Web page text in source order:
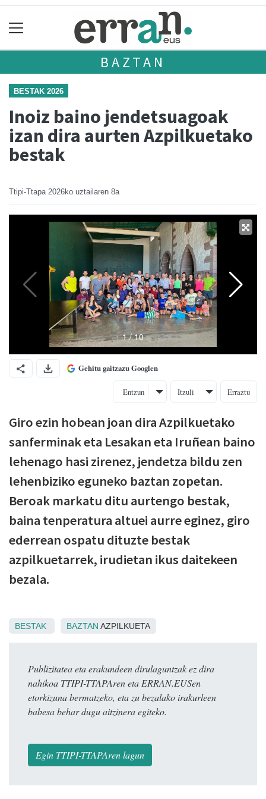
BAZTAN
BESTAK 2026
Inoiz baino jendetsuagoak
izan dira aurten Azpilkuetako
bestak
Ttipi-Ttapa 2026ko uztailaren 8a
Gehitu gaitzazu Googlen
Entzun Itzuli Erraztu
Giro ezin hobean joan dira Azpilkuetako
sanferminak eta Lesakan eta Iruñean baino
lehenago hasi zirenez, jendetza bildu zen
lehenbiziko eguneko baztan zopetan.
Beroak markatu ditu aurtengo bestak,
baina tenperatura altuei aurre eginez, giro
ederrean ospatu dituzte bestak
azpilkuetarrek, irudietan ikus daitekeen
bezala.
BESTAK BAZTAN AZPILKUETA
Publizitatea eta erakundeen dirulaguntzak ez dira
nahikoa TTIPI-TTAPAren eta ERRAN.EUSen
etorkizuna bermatzeko, eta zu bezalako irakurleen
babesa behar dugu aitzinera egiteko.
Egin TTIPI-TTAPAren lagun